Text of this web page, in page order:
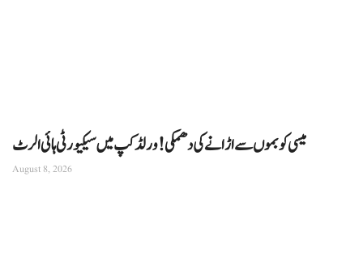
میسی کو بموں سے اڑانے کی دھمکی! ورلڈ کپ میں سیکیورٹی ہائی الرٹ
August 8, 2026